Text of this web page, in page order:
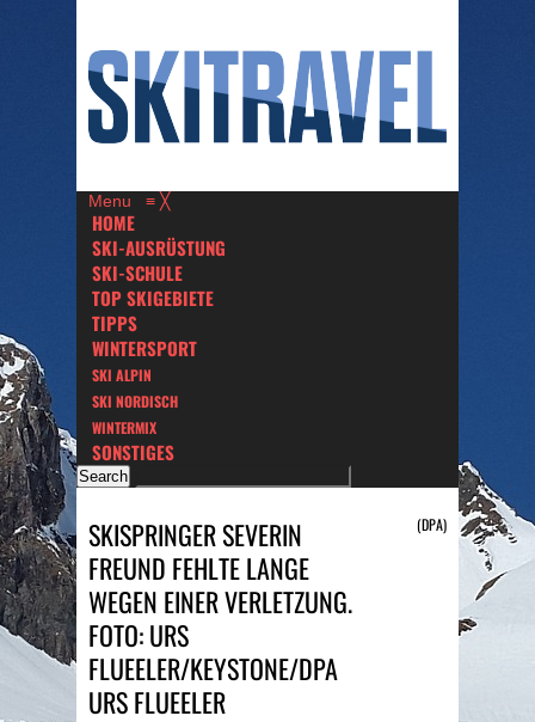
Menu ≡ ╳
HOME
SKI-AUSRÜSTUNG
SKI-SCHULE
TOP SKIGEBIETE
TIPPS
WINTERSPORT
SKI ALPIN
SKI NORDISCH
WINTERMIX
SONSTIGES
SKISPRINGER SEVERIN
FREUND FEHLTE LANGE
WEGEN EINER VERLETZUNG.
FOTO: URS
FLUEELER/KEYSTONE/DPA
URS FLUEELER
(DPA)